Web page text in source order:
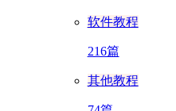
软件教程
216篇
其他教程